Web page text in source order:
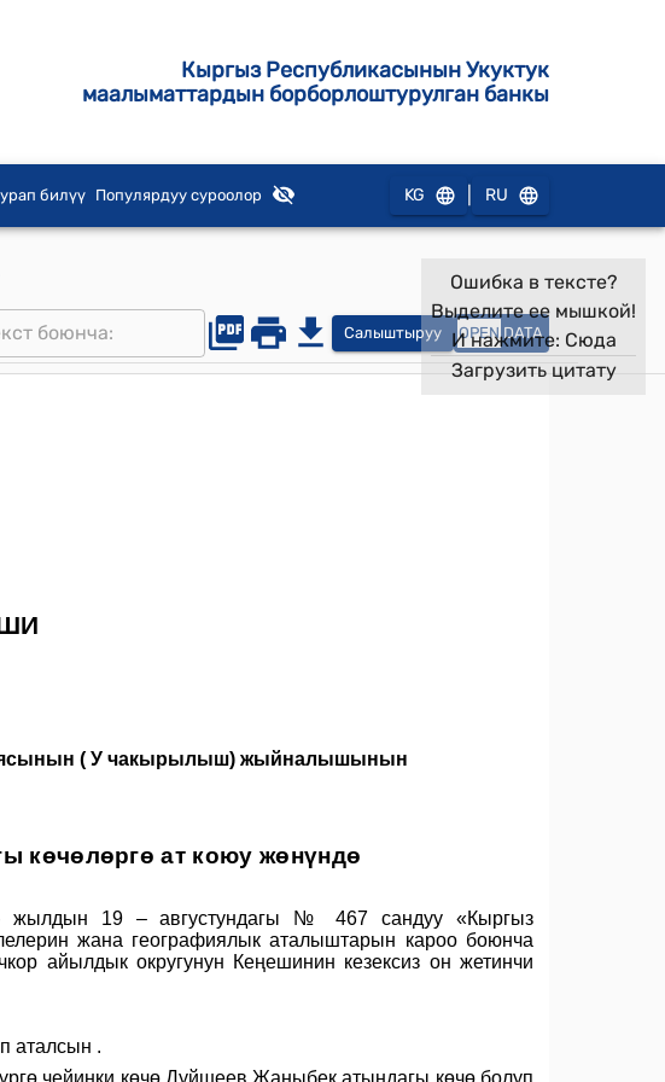
Кыргыз Республикасынын Укуктук
маалыматтардын борборлоштурулган банкы
билүү Популярдуу суроолор KG RU
Салыштыруу OPEN DATA
Ошибка в тексте?
Выделите ее мышкой!
И нажмите: Сюда
Загрузить цитату